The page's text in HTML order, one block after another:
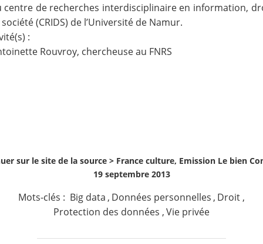
centre de recherches interdisciplinaire en information,
(CRIDS) de l’Université de Namur.
:
Rouvroy, chercheuse au FNRS
sur le site de la source > France culture, Emission Le bien
19 septembre 2013
Mots-clés : Big data , Données personnelles , Droit ,
Protection des données ,Vie privée